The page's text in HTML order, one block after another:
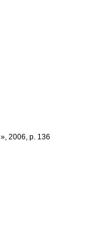
», 2006, p. 136